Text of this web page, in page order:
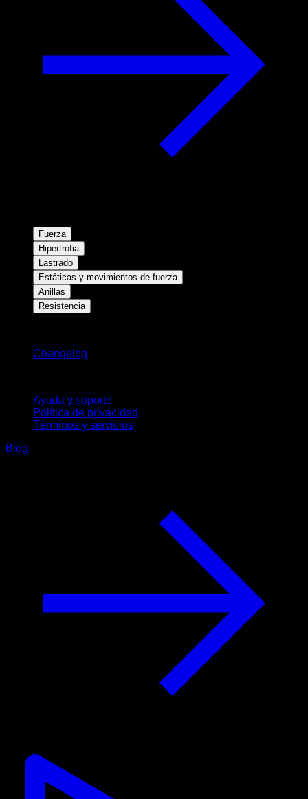
Fuerza
Hipertrofia
Lastrado
Estáticas y movimientos de fuerza
Anillas
Resistencia
Changelog
Ayuda y soporte
Política de privacidad
Términos y servicios
Blog